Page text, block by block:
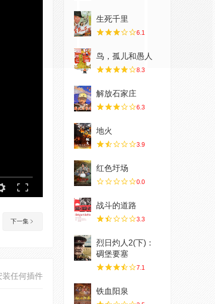
下一集
装任何插件
生死千里
6.1
鸟，孤儿和愚人
8.3
解放石家庄
6.3
地火
3.9
红色圩场
0.0
战斗的道路
3.3
烈日灼人2(下)：
碉堡要塞
7.1
铁血阳泉